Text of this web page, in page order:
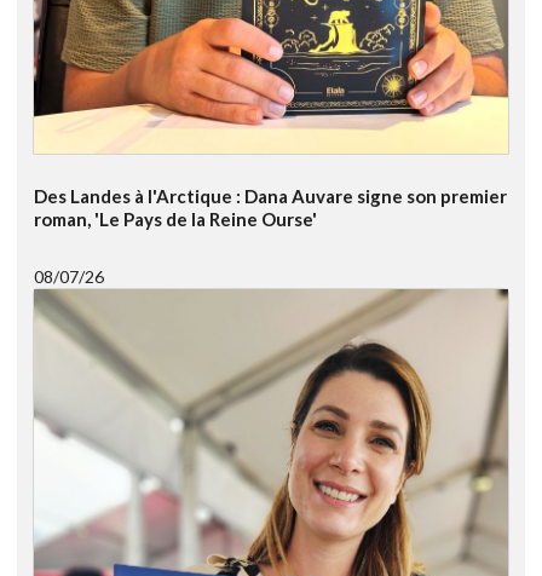
Des Landes à l'Arctique : Dana Auvare signe son premier
roman, 'Le Pays de la Reine Ourse'
08/07/26